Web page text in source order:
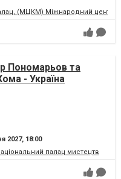
(МЦКМ) Міжнародний центр
Пономарьов та
- Україна
2027, 18:00
палац мистецтв